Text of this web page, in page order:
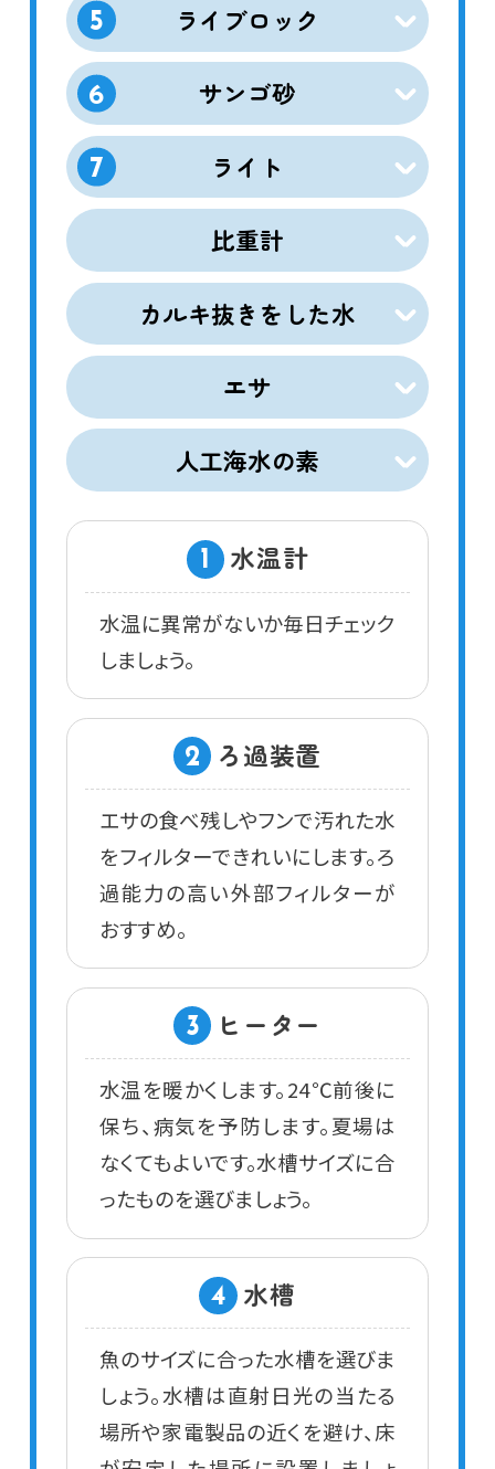
5 ライブロック
6 サンゴ砂
7 ライト
比重計
カルキ抜きをした水
エサ
人工海水の素
1 水温計
水温に異常がないか毎日チェック
しましょう。
2 ろ過装置
エサの食べ残しやフンで汚れた水
をフィルターできれいにします。ろ
過能力の高い外部フィルターが
おすすめ。
3 ヒーター
水温を暖かくします。24℃前後に
保ち、病気を予防します。夏場は
なくてもよいです。水槽サイズに合
ったものを選びましょう。
4 水槽
魚のサイズに合った水槽を選びま
しょう。水槽は直射日光の当たる
場所や家電製品の近くを避け、床